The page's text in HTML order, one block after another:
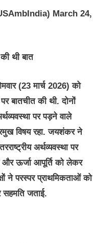
March 24,
थी बात
(23 मार्च 2026) को
बातचीत की थी. दोनों
पर पड़ने वाले
विषय रहा. जयशंकर ने
अर्थव्यवस्था पर
और ऊर्जा आपूर्ति को लेकर
ने परस्पर प्राथमिकताओं को
सहमति जताई.